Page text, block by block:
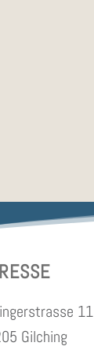
11
Gilching